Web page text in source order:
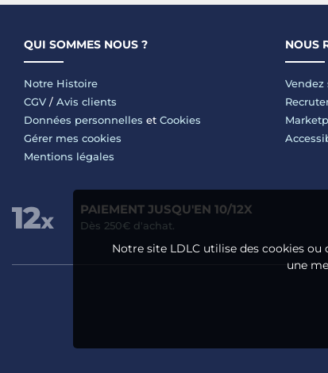
Notre site LDLC utilise des cookies
une
QUI SOMMES NOUS ?
Notre Histoire
CGV / Avis clients
Données personnelles et Cookies
Gérer mes cookies
Mentions légales
NOUS
Vendez
PAIEMENT JUSQU'EN 10/12X
Dès 250€ d'achat.